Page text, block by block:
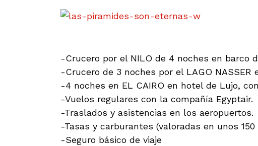
-Crucero por el NILO de 4 noches en barco
-Crucero de 3 noches por el LAGO
-4 noches en EL CAIRO en hotel de Lujo,
-Vuelos regulares con la compañía Egyptair.
-Traslados y asistencias en los aeropuertos.
-Tasas y carburantes (valoradas en unos 150
-Seguro básico de viaje